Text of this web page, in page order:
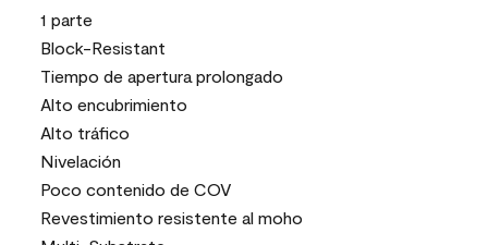
1 parte
Block-Resistant
Tiempo de apertura prolongado
Alto encubrimiento
Alto tráfico
Nivelación
Poco contenido de COV
Revestimiento resistente al moho